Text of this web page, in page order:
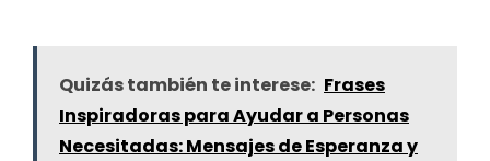
Quizás también te interese: Frases
Inspiradoras para Ayudar a Personas
Necesitadas: Mensajes de Esperanza y